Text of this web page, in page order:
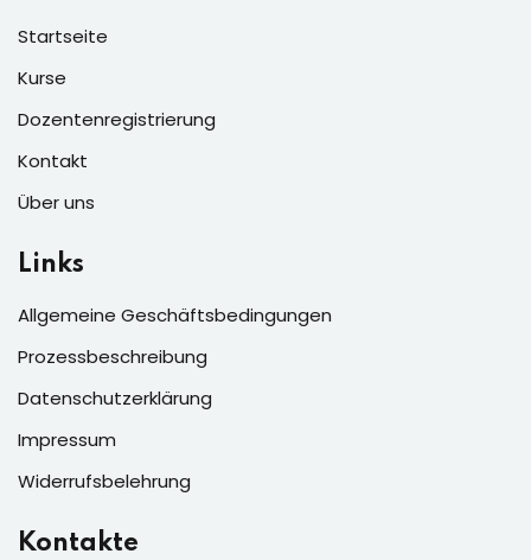
Startseite
Kurse
Dozentenregistrierung
Kontakt
Über uns
Links
Allgemeine Geschäftsbedingungen
Prozessbeschreibung
Datenschutzerklärung
Impressum
Widerrufsbelehrung
Kontakte